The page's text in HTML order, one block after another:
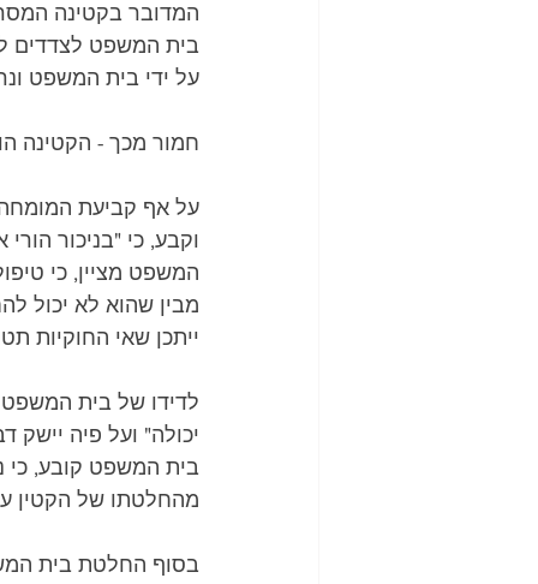
המדובר בקטינה
בית המשפט לצדדים
על ידי בית המשפט
חמור מכך - הקטינה
על אף קביעת המומחה
וקבע, כי "בניכור
המשפט מציין, כי
מבין שהוא לא יכול
ייתכן שאי החוקיות
לדידו של בית
יכולה" ועל פיה יישק
בית המשפט קובע, כי
מהחלטתו של הקטין
בסוף החלטת בית